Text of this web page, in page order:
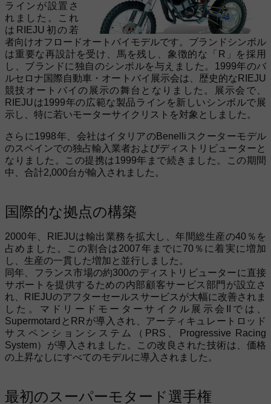
ラインが設置さ
れました。これ
はRIEJU初の若
者向けオフロードオートバイモデルです。ブランドシンボル
は重要な再設計を受け、馬を残し、象徴的な「R」を採用
し、ブランドに独自のシンボルを与えました。1999年のバ
ルセロナ国際自動車・オートバイ展示会は、歴史的なRIEJU
競技オートバイの展示の舞台となりました。展示会で、
RIEJUは1999年の広範な製品ラインを新しいシンボルで展
示し、特に若いモーターサイクリストを対象としました。
さらに1998年、会社はイタリアのBenelliスクーターモデル
のスペインでの独占輸入業者およびディストリビューターと
なりました。この提携は1999年まで続きました。この期間
中、合計2,000台が輸入されました。
国際的な拠点の構築
2000年、RIEJUは輸出業務を拡大し、年間総生産の40％を
占めました。この割合は2007年までに70％に着実に増加
し、生産の一貫した増加と並行しました。
同年、フランス市場の約300のディストリビューターに直接
サポートを提供するための内部顧客サービス部門が設立さ
れ、RIEJUのアフターセールスサービスが大幅に改善されま
した。マドリードモーターサイクル展示会IIでは、
SupermotardとRRが導入され、アーティキュレートロッド
サスペンションシステム（PRS、Progressive Racing
System）が導入されました。この改良された技術は、価格
の上昇なしにすべてのモデルに導入されました。
最初のスーパーモタード選手権